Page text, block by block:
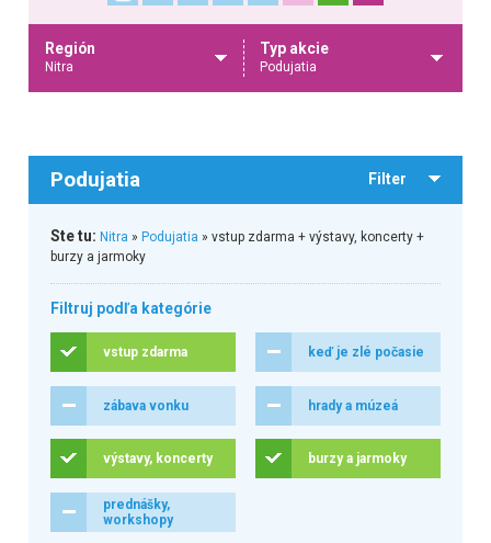
Región
Nitra
Typ akcie
Podujatia
Podujatia Filter
Ste tu: Nitra » Podujatia » vstup zdarma + výstavy, koncerty +
burzy a jarmoky
Filtruj podľa kategórie
vstup zdarma keď je zlé počasie
zábava vonku hrady a múzeá
výstavy, koncerty burzy a jarmoky
prednášky,
workshopy